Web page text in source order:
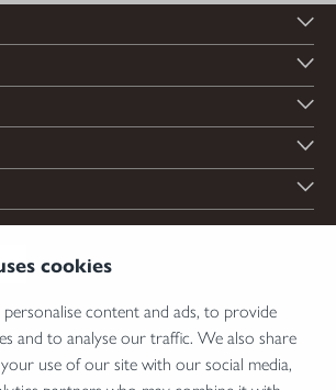
cookies
content and ads, to provide
and to analyse our traffic. We also share
use of our site with our social media,